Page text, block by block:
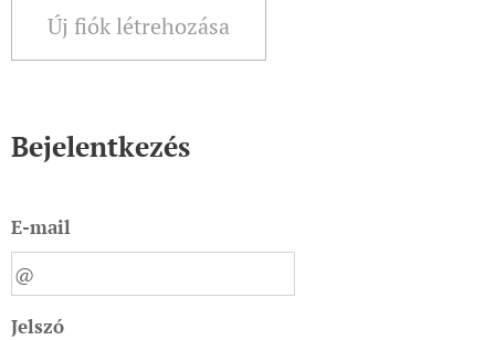
Új fiók létrehozása
Bejelentkezés
E-mail
Jelszó